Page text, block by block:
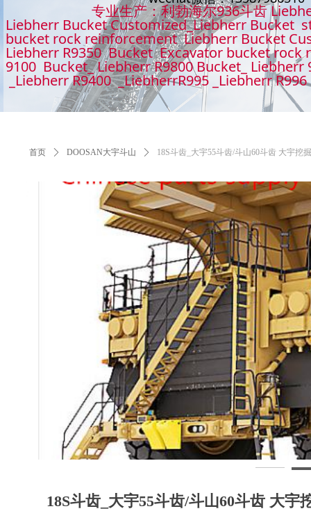
专业生产：利勃海尔936斗齿
Liebherr Bucket Customized_Liebherr Bucket
bucket rock reinforcement Liebherr Bucket
Liebherr R9350 Bucket Excavator bucket
9100 Bucket_ Liebherr R9800 Bucket_
_Liebherr R9400 _LiebherrR995 _Liebherr
首页 ꄲ DOOSAN大宇斗山 ꄲ 18S斗齿_大宇55斗齿/斗山60斗齿 大宇挖掘
18S斗齿_大宇55斗齿/斗山60斗齿 大宇